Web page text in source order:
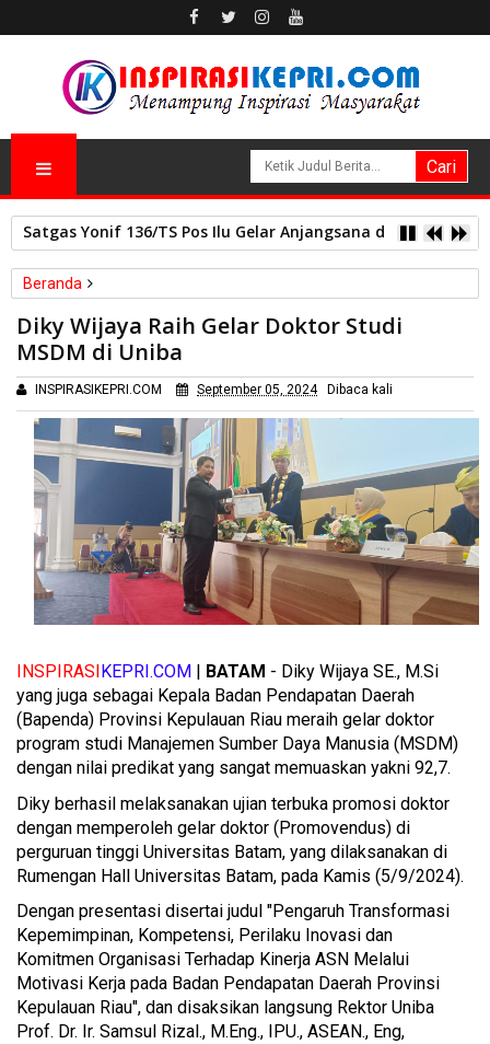
Satgas Yonif 136/TS Pos Ilu Gelar Anjangsana dan Bagikan
Beranda
Diky Wijaya Raih Gelar Doktor Studi
MSDM di Uniba
INSPIRASIKEPRI.COM September 05, 2024 Dibaca kali
INSPIRASI KEPRI.COM BATAM - Diky Wijaya SE., M.Si
yang juga sebagai Kepala Badan Pendapatan Daerah
(Bapenda) Provinsi Kepulauan Riau meraih gelar doktor
program studi Manajemen Sumber Daya Manusia (MSDM)
dengan nilai predikat yang sangat memuaskan yakni 92,7.
Diky berhasil melaksanakan ujian terbuka promosi doktor
dengan memperoleh gelar doktor (Promovendus) di
perguruan tinggi Universitas Batam, yang dilaksanakan di
Rumengan Hall Universitas Batam, pada Kamis (5/9/2024).
Dengan presentasi disertai judul "Pengaruh Transformasi
Kepemimpinan, Kompetensi, Perilaku Inovasi dan
Komitmen Organisasi Terhadap Kinerja ASN Melalui
Motivasi Kerja pada Badan Pendapatan Daerah Provinsi
Kepulauan Riau", dan disaksikan langsung Rektor Uniba
Prof. Dr. Ir. Samsul Rizal., M.Eng., IPU., ASEAN., Eng,